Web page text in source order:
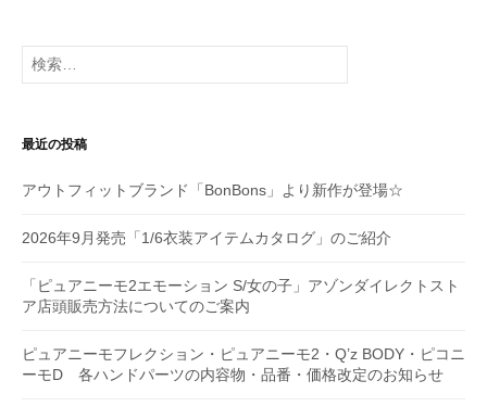
ョ
検
索:
最近の投稿
アウトフィットブランド「BonBons」より新作が登場☆
2026年9月発売「1/6衣装アイテムカタログ」のご紹介
「ピュアニーモ2エモーション S/女の子」アゾンダイレクトスト
ア店頭販売方法についてのご案内
ピュアニーモフレクション・ピュアニーモ2・Q’z BODY・ピコニ
ーモD 各ハンドパーツの内容物・品番・価格改定のお知らせ